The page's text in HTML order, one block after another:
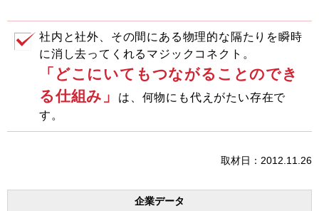
社内と社外、その間にある物理的な隔たりを瞬時
に消し去ってくれるマジックコネクト。
「どこにいてもつながることのでき
る仕組み」
は、何物にも代えがたい存在で
す。
取材日：2012.11.26
企業データ